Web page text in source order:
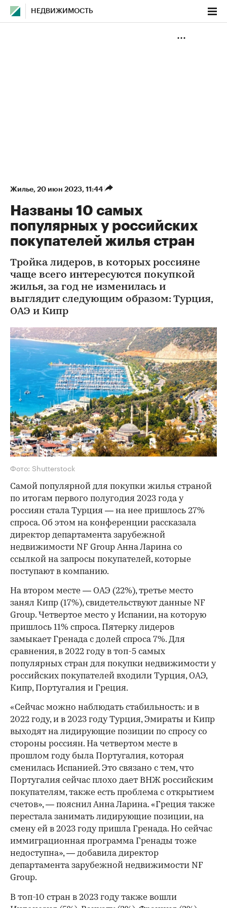
НЕДВИЖИМОСТЬ
Жилье⁠, 20 июн 2023, 11:44
Названы 10 самых
популярных у российских
покупателей жилья стран
Тройка лидеров, в которых россияне
чаще всего интересуются покупкой
жилья, за год не изменилась и
выглядит следующим образом: Турция,
ОАЭ и Кипр
Фото: Shutterstock
Самой популярной для покупки жилья страной
по итогам первого полугодия 2023 года у
россиян стала Турция — на нее пришлось 27%
спроса. Об этом на конференции рассказала
директор департамента зарубежной
недвижимости NF Group Анна Ларина со
ссылкой на запросы покупателей, которые
поступают в компанию.
На втором месте — ОАЭ (22%), третье место
занял Кипр (17%), свидетельствуют данные NF
Group. Четвертое место у Испании, на которую
пришлось 11% спроса. Пятерку лидеров
замыкает Гренада с долей спроса 7%. Для
сравнения, в 2022 году в топ-5 самых
популярных стран для покупки недвижимости у
российских покупателей входили Турция, ОАЭ,
Кипр, Португалия и Греция.
«Сейчас можно наблюдать стабильность: и в
2022 году, и в 2023 году Турция, Эмираты и Кипр
выходят на лидирующие позиции по спросу со
стороны россиян. На четвертом месте в
прошлом году была Португалия, которая
сменилась Испанией. Это связано с тем, что
Португалия сейчас плохо дает ВНЖ российским
покупателям, также есть проблема с открытием
счетов», — пояснил Анна Ларина. «Греция также
перестала занимать лидирующие позиции, на
смену ей в 2023 году пришла Гренада. Но сейчас
иммиграционная программа Гренады тоже
недоступна», — добавила директор
департамента зарубежной недвижимости NF
Group.
В топ-10 стран в 2023 году также вошли